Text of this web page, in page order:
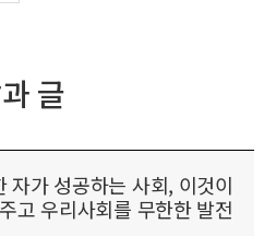
글
자가 성공하는 사회, 이것이
고 우리사회를 무한한 발전